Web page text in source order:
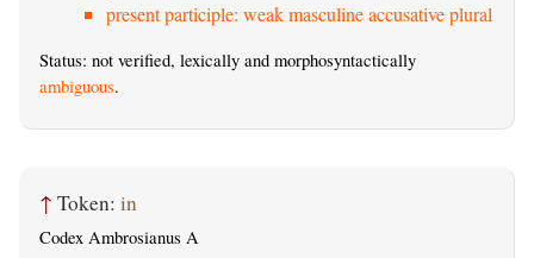
present participle: weak masculine accusative plural
Status: not verified, lexically and morphosyntactically
ambiguous.
↑ Token: in
Codex Ambrosianus A